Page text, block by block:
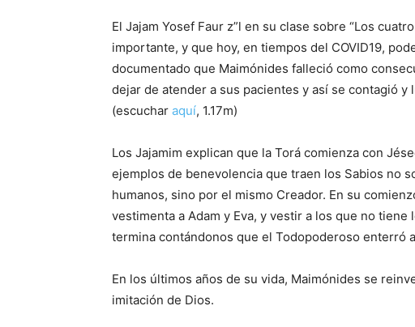
El Jajam Yosef Faur z”l en su clase sobre “Los
importante, y que hoy, en tiempos del COVID19,
documentado que Maimónides falleció como
dejar de atender a sus pacientes y así se contagió
(escuchar aquí, 1.17m)
Los Jajamim explican que la Torá comienza con
ejemplos de benevolencia que traen los Sabios no
humanos, sino por el mismo Creador. En su
vestimenta a Adam y Eva, y vestir a los que no
termina contándonos que el Todopoderoso enterró
En los últimos años de su vida, Maimónides se
imitación de Dios.